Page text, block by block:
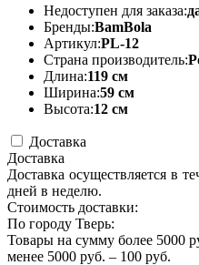
Недоступен для заказа:
Бренды:BamBola
Артикул:PL-12
Страна производитель:
Длина:119 см
Ширина:59 см
Высота:12 см
Доставка
Доставка
Доставка осуществляется в
дней в неделю.
Стоимость доставки:
По городу Тверь:
Товары на сумму более
менее 5000 руб. – 100 руб.